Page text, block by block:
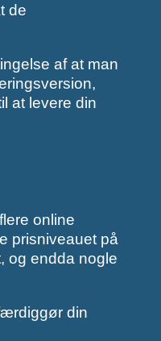
de
af at man
at levere din
online
prisniveauet på
og endda nogle
din